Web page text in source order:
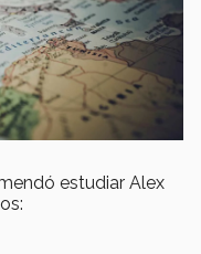
estudiar Alex